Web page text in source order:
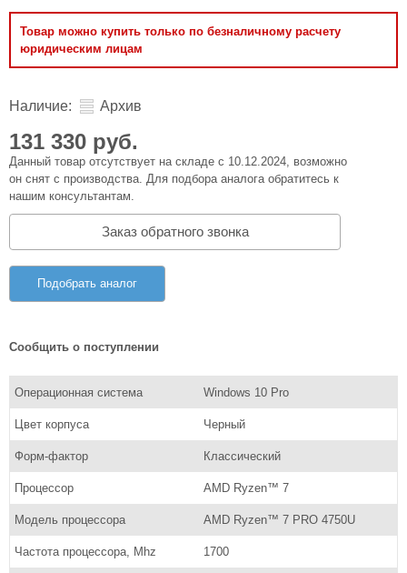
Товар можно купить только по безналичному расчету
юридическим лицам
Наличие: Архив
131 330 руб.
Данный товар отсутствует на складе с 10.12.2024, возможно
он снят с производства. Для подбора аналога обратитесь к
нашим консультантам.
Заказ обратного звонка
Подобрать аналог
Сообщить о поступлении
Операционная система Windows 10 Pro
Цвет корпуса Черный
Форм-фактор Классический
Процессор AMD Ryzen™ 7
Модель процессора AMD Ryzen™ 7 PRO 4750U
Частота процессора, Mhz 1700